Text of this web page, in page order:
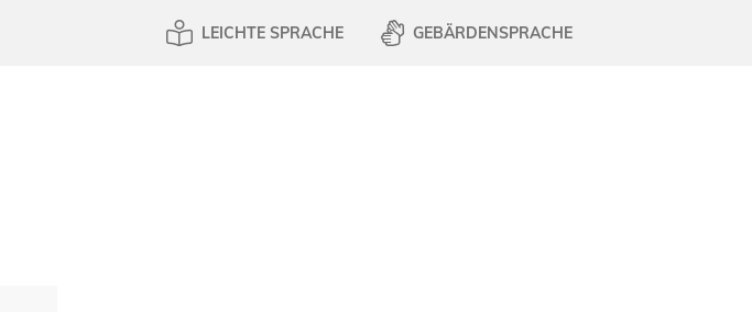
LEICHTE SPRACHE GEBÄRDENSPRACHE